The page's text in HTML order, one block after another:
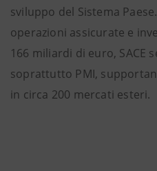
sviluppo del Sistema
operazioni assicurate e
166 miliardi di euro, SACE
soprattutto PMI,
in circa 200 mercati esteri.